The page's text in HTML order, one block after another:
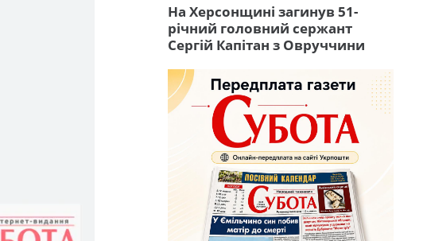
На Херсонщині загинув 51-
річний головний сержант
Сергій Капітан з Овруччини